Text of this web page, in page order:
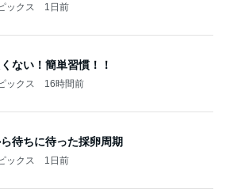
ックス 1日前
ない！簡単習慣！！
ックス 16時間前
待ちに待った採卵周期
ックス 1日前